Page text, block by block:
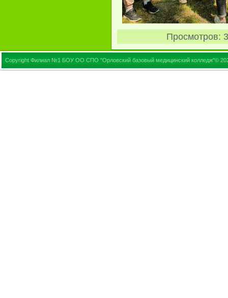
Просмотров:
Copyright Филиал №1 БОУ ОО СПО "Орловский базовый медицинский колледж"©